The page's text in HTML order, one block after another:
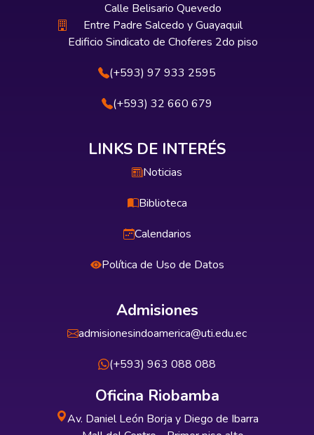
Calle Belisario Quevedo
Entre Padre Salcedo y Guayaquil
Edificio Sindicato de Choferes 2do piso
(+593) 97 933 2595
(+593) 32 660 679
LINKS DE INTERÉS
Noticias
Biblioteca
Calendarios
Política de Uso de Datos
Admisiones
admisionesindoamerica@uti.edu.ec
(+593) 963 088 088
Oficina Riobamba
Av. Daniel León Borja y Diego de Ibarra